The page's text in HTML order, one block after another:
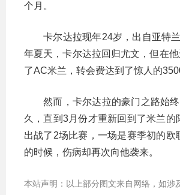
个月。
卡尔达拉现年24岁，出自亚特
年夏天，卡尔达拉回归尤文，但在
了AC米兰，转会费达到了惊人的
然而，卡尔达拉的豪门之路始
久，直到3月份才重新回到了米兰
出战了2场比赛，一场是赛季初的
的时候，伤病却再次向他袭来。
本站声明：以上部分图文来自网络，如涉